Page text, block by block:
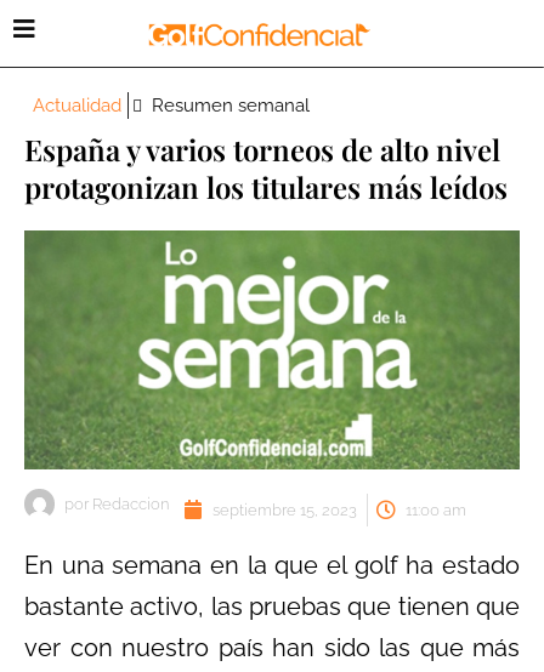
Actualidad Resumen semanal
España y varios torneos de alto nivel
protagonizan los titulares más leídos
por Redaccion septiembre 15, 2023 11:00 am
En una semana en la que el golf ha estado
bastante activo, las pruebas que tienen que
ver con nuestro país han sido las que más